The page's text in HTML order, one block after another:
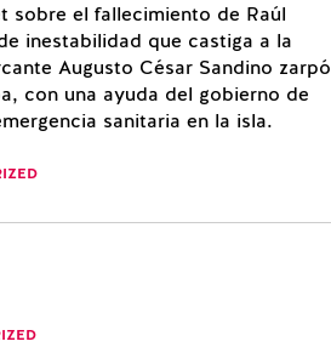
sobre el fallecimiento de Raúl
inestabilidad que castiga a la
Augusto César Sandino zarpó
con una ayuda del gobierno de
sanitaria en la isla.